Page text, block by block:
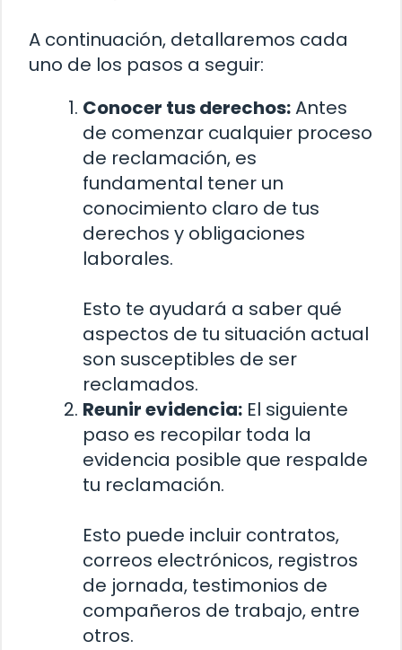
A continuación, detallaremos cada
uno de los pasos a seguir:
Conocer tus derechos:Antes
de comenzar cualquier proceso
de reclamación, es
fundamental tener un
conocimiento claro de tus
derechos y obligaciones
laborales.
Esto te ayudará a saber qué
aspectos de tu situación actual
son susceptibles de ser
reclamados.
Reunir evidencia: El siguiente
paso es recopilar toda la
evidencia posible que respalde
tu reclamación.
Esto puede incluir contratos,
correos electrónicos, registros
de jornada, testimonios de
compañeros de trabajo, entre
otros.